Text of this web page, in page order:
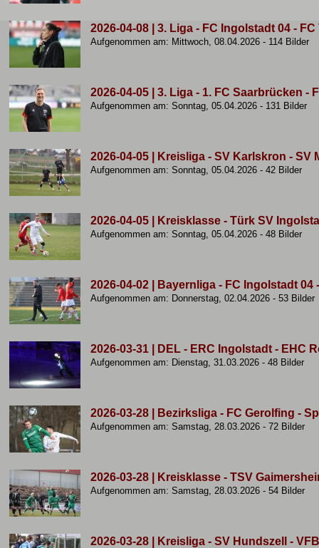
2026-04-08 | 3. Liga - FC Ingolstadt 04 -
Aufgenommen am: Mittwoch, 08.04.2026 - 114 Bilder
2026-04-05 | 3. Liga - 1. FC Saarbrücken -
Aufgenommen am: Sonntag, 05.04.2026 - 131 Bilder
2026-04-05 | Kreisliga - SV Karlskron - SV
Aufgenommen am: Sonntag, 05.04.2026 - 42 Bilder
2026-04-05 | Kreisklasse - Türk SV
Aufgenommen am: Sonntag, 05.04.2026 - 48 Bilder
2026-04-02 | Bayernliga - FC Ingolstadt 04
Aufgenommen am: Donnerstag, 02.04.2026 - 53 Bilder
2026-03-31 | DEL - ERC Ingolstadt - EHC
Aufgenommen am: Dienstag, 31.03.2026 - 48 Bilder
2026-03-28 | Bezirksliga - FC Gerolfing -
Aufgenommen am: Samstag, 28.03.2026 - 72 Bilder
2026-03-28 | Kreisklasse - TSV
Aufgenommen am: Samstag, 28.03.2026 - 54 Bilder
2026-03-28 | Kreisliga - SV Hundszell -